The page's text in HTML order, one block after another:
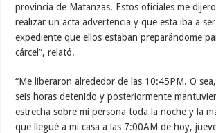
provincia de Matanzas. Estos oficiales me
realizar un acta advertencia y que esta iba a
expediente que ellos estaban preparándome
cárcel”, relató.
“Me liberaron alrededor de las 10:45PM. O
seis horas detenido y posteriormente
estrecha sobre mi persona toda la noche y la
que llegué a mi casa a las 7:00AM de hoy,